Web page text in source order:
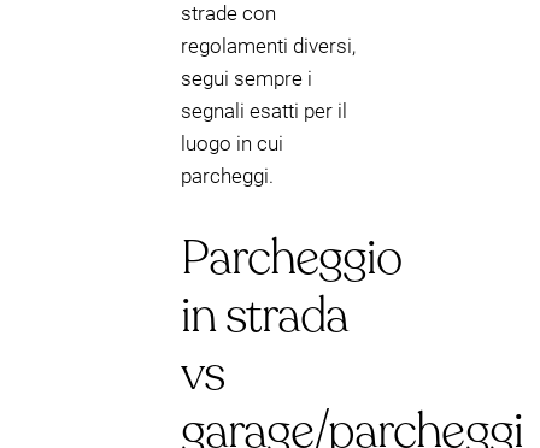
strade con
regolamenti diversi,
segui sempre i
segnali esatti per il
luogo in cui
parcheggi.
Parcheggio
in strada
vs
garage/parcheggi